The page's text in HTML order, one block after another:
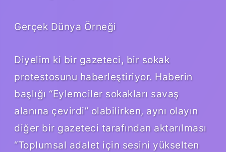
Gerçek Dünya Örneği
Diyelim ki bir gazeteci, bir sokak
protestosunu haberleştiriyor. Haberin
başlığı “Eylemciler sokakları savaş
alanına çevirdi” olabilirken, aynı olayın
diğer bir gazeteci tarafından aktarılması
“Toplumsal adalet için sesini yükselten